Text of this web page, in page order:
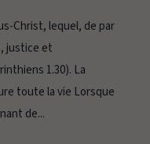
Christ, lequel, de par
justice et
1.30). La
toute la vie Lorsque
de...